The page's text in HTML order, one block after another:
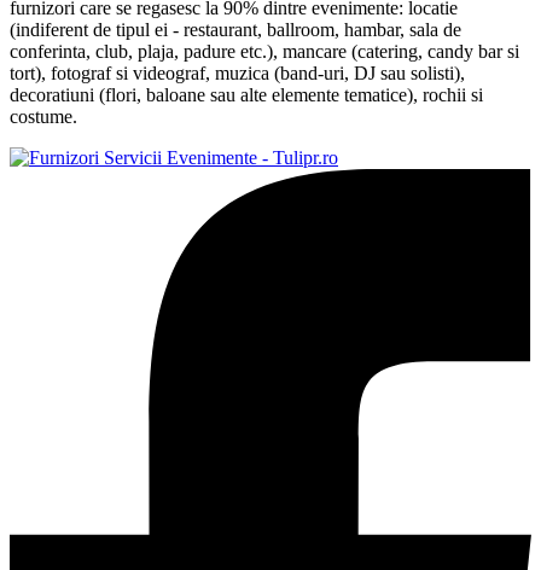
furnizori care se regasesc la 90% dintre evenimente: locatie
(indiferent de tipul ei - restaurant, ballroom, hambar, sala de
conferinta, club, plaja, padure etc.), mancare (catering, candy bar si
tort), fotograf si videograf, muzica (band-uri, DJ sau solisti),
decoratiuni (flori, baloane sau alte elemente tematice), rochii si
costume.